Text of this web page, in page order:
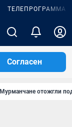
ТЕЛЕПРОГРАММА
Согласен
Мурманчане отожгли